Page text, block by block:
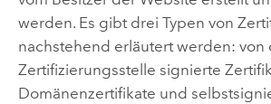
werden. Es gibt drei Typen von
nachstehend erläutert werden: von
Zertifizierungsstelle signierte
Domänenzertifikate und